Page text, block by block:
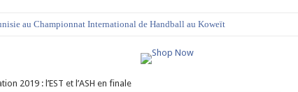
au Championnat International de Handball au Koweït
2019 : l’EST et l’ASH en finale